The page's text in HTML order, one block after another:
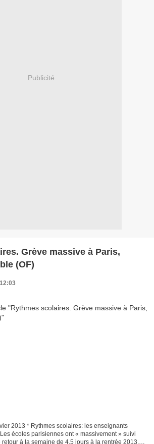
Publicité
Grève massive à Paris,
(OF)
2013 * Rythmes scolaires: les enseignants
écoles parisiennes ont « massivement » suivi
à la semaine de 4,5 jours à la rentrée 2013.